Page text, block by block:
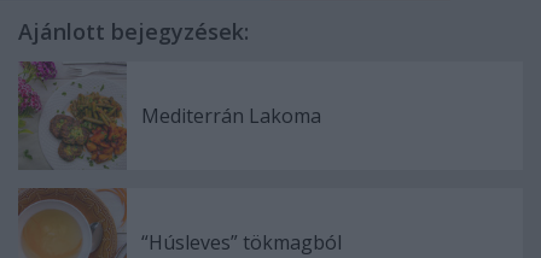
Ajánlott bejegyzések:
Mediterrán Lakoma
“Húsleves” tökmagból